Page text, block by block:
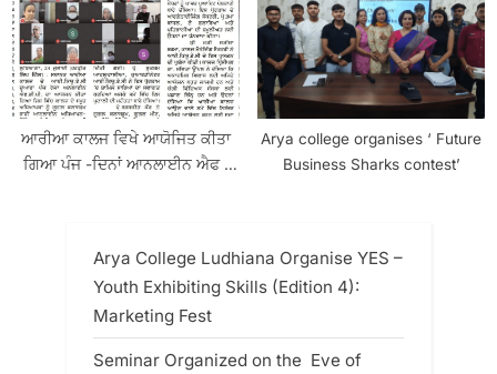
COLLEGE,LUDHIANA
ਆਰੀਆ ਕਾਲਜ ਵਿਖੇ ਆਯੋਜਿਤ ਕੀਤਾ
ਗਿਆ ਪੰਜ -ਦਿਨਾਂ ਆਨਲਾਈਨ ਐਫ .
Arya college organises ‘ Future
Business Sharks contest’
Arya College Ludhiana Organise YES –
Youth Exhibiting Skills (Edition 4):
Marketing Fest
Seminar Organized on the Eve of